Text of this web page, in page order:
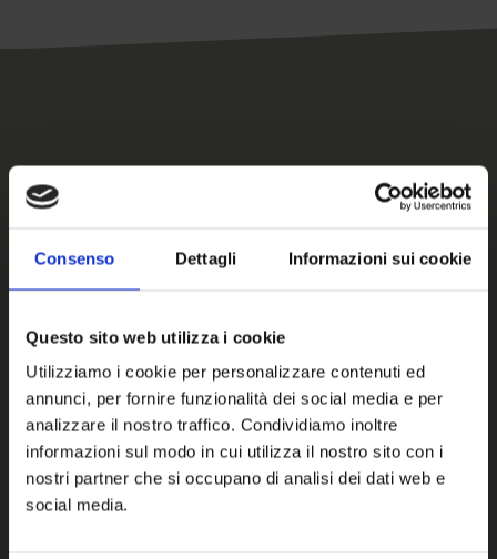
Consenso Dettagli Informazioni sui cookie
Questo sito web utilizza i cookie
Utilizziamo i cookie per personalizzare contenuti ed
annunci, per fornire funzionalità dei social media e per
analizzare il nostro traffico. Condividiamo inoltre
informazioni sul modo in cui utilizza il nostro sito con i
nostri partner che si occupano di analisi dei dati web e
social media.
Produse similare
LINFA SOLARE